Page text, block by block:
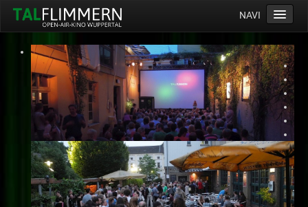
NAVI
Home
Programm
Service
Ticketinfos
Ort
Anreise
Wetter